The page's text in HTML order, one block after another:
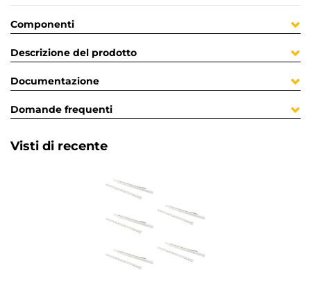
Componenti
Descrizione del prodotto
Documentazione
Domande frequenti
Visti di recente